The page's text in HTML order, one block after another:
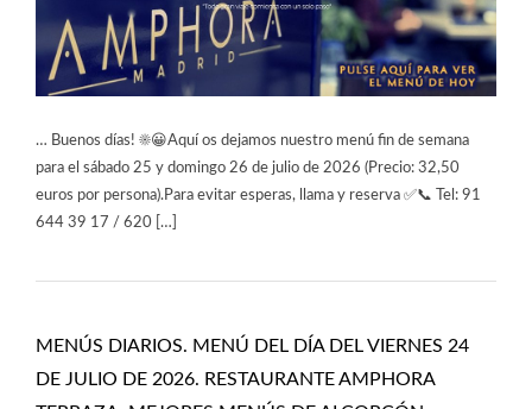
… Buenos días! ☀️😀Aquí os dejamos nuestro menú fin de semana
para el sábado 25 y domingo 26 de julio de 2026 (Precio: 32,50
euros por persona).Para evitar esperas, llama y reserva ✅📞 Tel: 91
644 39 17 / 620 […]
MENÚS DIARIOS. MENÚ DEL DÍA DEL VIERNES 24
DE JULIO DE 2026. RESTAURANTE AMPHORA